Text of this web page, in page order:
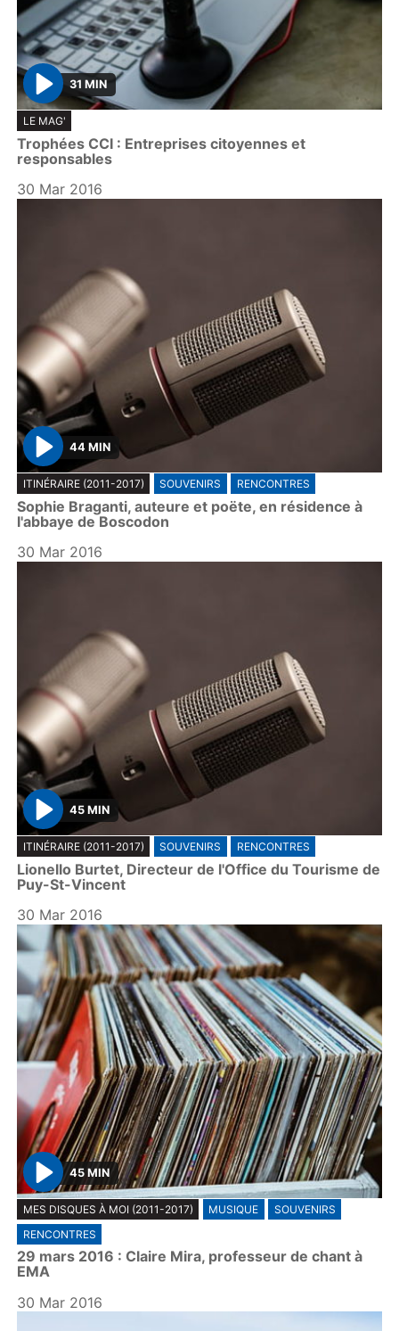
P
l
a
y
31 MIN
LE MAG'
Trophées CCI : Entreprises citoyennes et
responsables
30 Mar 2016
P
l
a
y
44 MIN
ITINÉRAIRE (2011-2017) SOUVENIRS RENCONTRES
Sophie Braganti, auteure et poëte, en résidence à
l'abbaye de Boscodon
30 Mar 2016
P
l
a
y
45 MIN
ITINÉRAIRE (2011-2017) SOUVENIRS RENCONTRES
Lionello Burtet, Directeur de l'Office du Tourisme de
Puy-St-Vincent
30 Mar 2016
P
l
a
y
45 MIN
MES DISQUES À MOI (2011-2017) MUSIQUE
SOUVENIRS
RENCONTRES
29 mars 2016 : Claire Mira, professeur de chant à
EMA
30 Mar 2016